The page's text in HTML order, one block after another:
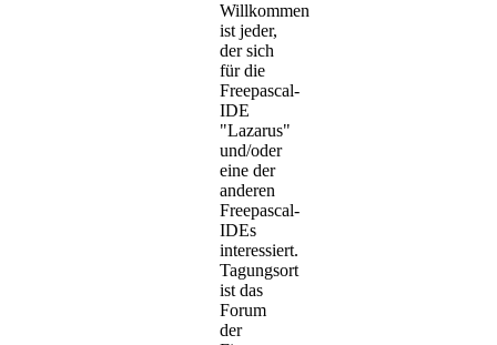
Willkommen
ist jeder,
der sich
für die
Freepascal-
IDE
"Lazarus"
und/oder
eine der
anderen
Freepascal-
IDEs
interessiert.
Tagungsort
ist das
Forum
der